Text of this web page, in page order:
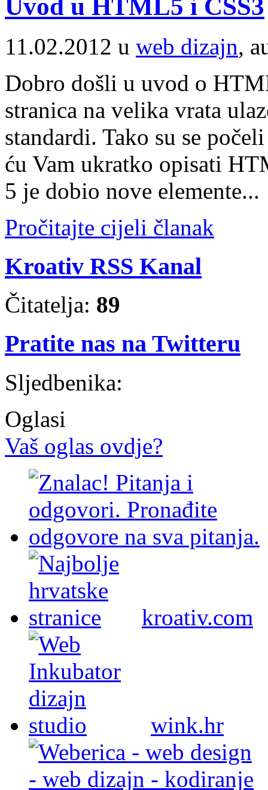
Uvod u HTML5 i CSS3
11.02.2012 u web dizajn,
Dobro došli u uvod o
stranica na velika vrata
standardi. Tako su se
ću Vam ukratko opisati
5 je dobio nove elemente...
Pročitajte cijeli članak
Kroativ RSS Kanal
Čitatelja: 89
Pratite nas na Twitteru
Sljedbenika:
Oglasi
Vaš oglas ovdje?
kroativ.com
wink.hr